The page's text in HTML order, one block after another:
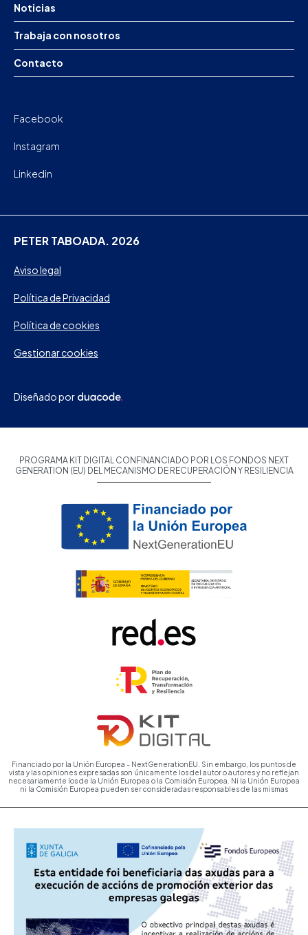
Noticias
Trabaja con nosotros
Contacto
Facebook
Instagram
Linkedin
PETER TABOADA. 2026
Aviso legal
Política de Privacidad
Política de cookies
Gestionar cookies
Diseñado por
PROGRAMA KIT DIGITAL CONFINANCIADO POR LOS FONDOS NEXT
GENERATION (EU) DEL MECANISMO DE RECUPERACIÓN Y RESILIENCIA
Financiado por la Unión Europea - NextGenerationEU. Sin embargo, los puntos de
vista y las opiniones expresadas son únicamente los del autor o autores y no reflejan
necesariamente los de la Unión Europea o la Comisión Europea. Ni la Unión Europea
ni la Comisión Europea pueden ser consideradas responsables de las mismas